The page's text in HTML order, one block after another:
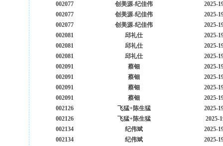
002077
创美源-纪佳伟
2025-
002077
创美源-纪佳伟
2025-
002077
创美源-纪佳伟
2025-
002081
邱礼仕
2025-
002081
邱礼仕
2025-
002081
邱礼仕
2025-
002091
蔡钿
2025-
002091
蔡钿
2025-
002091
蔡钿
2025-
002091
蔡钿
2025-
002126
飞猛+陈生猛
2025-
002126
飞猛+陈生猛
2025-
002134
纪伟斌
2025-
002134
纪伟斌
2025-